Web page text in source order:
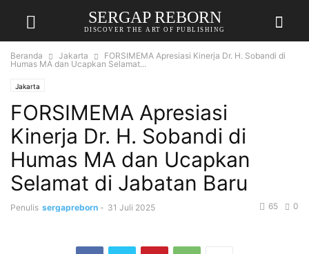
SERGAP REBORN
DISCOVER THE ART OF PUBLISHING
Beranda Jakarta
FORSIMEMA Apresiasi Kinerja Dr. H. Sobandi di
Humas MA dan Ucapkan Selamat...
Jakarta
FORSIMEMA Apresiasi
Kinerja Dr. H. Sobandi di
Humas MA dan Ucapkan
Selamat di Jabatan Baru
Penulis sergapreborn - 31 Juli 2025 0
65